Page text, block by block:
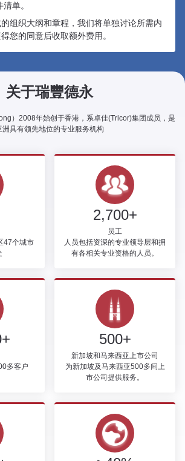
单。
组织大纲和章程，我们将单独讨论所需内
您的同意后收取额外费用。
关于瑞豐德永
）2008年始创于香港，系卓佳(Tricor)集团成员，是
洲具有领先地位的专业服务机构
47个城市
2,700+
员工
人员包括资深的专业领导层和拥
有各相关专业资格的人员。
多客户
500+
新加坡和马来西亚上市公司
为新加坡及马来西亚500多间上
市公司提供服务。